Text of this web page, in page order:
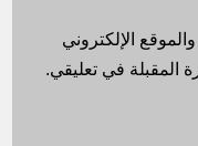
الإلكتروني
المقبلة في تعليقي.